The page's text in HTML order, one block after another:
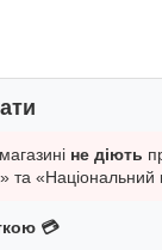
не діють
та «Національний
💳